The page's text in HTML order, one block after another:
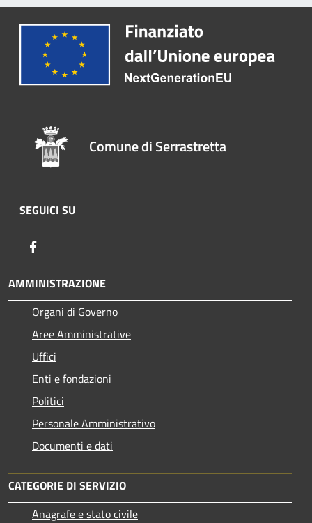
Comune di Serrastretta
SEGUICI SU
AMMINISTRAZIONE
Organi di Governo
Aree Amministrative
Uffici
Enti e fondazioni
Politici
Personale Amministrativo
Documenti e dati
CATEGORIE DI SERVIZIO
Anagrafe e stato civile